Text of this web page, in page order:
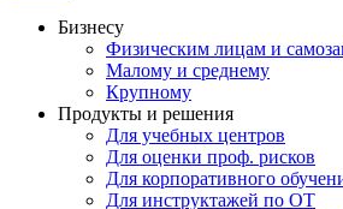
Бизнесу
Физическим лицам и
Малому и среднему
Крупному
Продукты и решения
Для учебных центров
Для оценки проф. рисков
Для корпоративного
Для инструктажей по ОТ